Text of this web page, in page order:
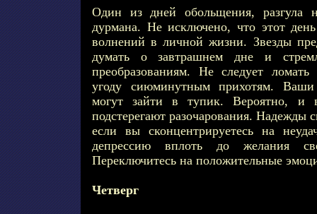
Один из дней обольщения, разгула
дурмана. Не исключено, что этот
волнений в личной жизни. Звезды
думать о завтрашнем дне и
преобразованиям. Не следует
угоду сиюминутным прихотям.
могут зайти в тупик. Вероятно, и
подстерегают разочарования. Надежды
если вы сконцентрируетесь на
депрессию вплоть до желания
Переключитесь на положительные
Четверг